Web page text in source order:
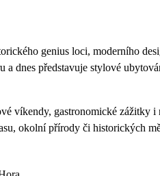
genius loci, moderního
dnes představuje stylové
víkendy, gastronomické zážitky i
okolní přírody či historických